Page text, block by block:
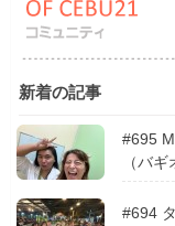
新着の記事
#695
（バ
#694